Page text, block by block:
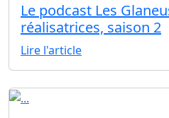
Le podcast Les
réalisatrices, saison 2
Lire l'article